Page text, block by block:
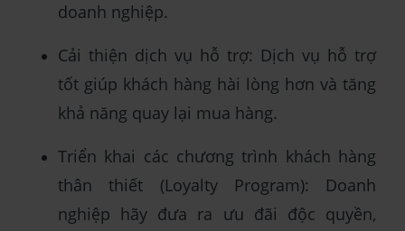
doanh nghiệp.
Cải thiện dịch vụ hỗ trợ: Dịch vụ hỗ trợ
tốt giúp khách hàng hài lòng hơn và tăng
khả năng quay lại mua hàng.
Triển khai các chương trình khách hàng
thân thiết (Loyalty Program): Doanh
nghiệp hãy đưa ra ưu đãi độc quyền,